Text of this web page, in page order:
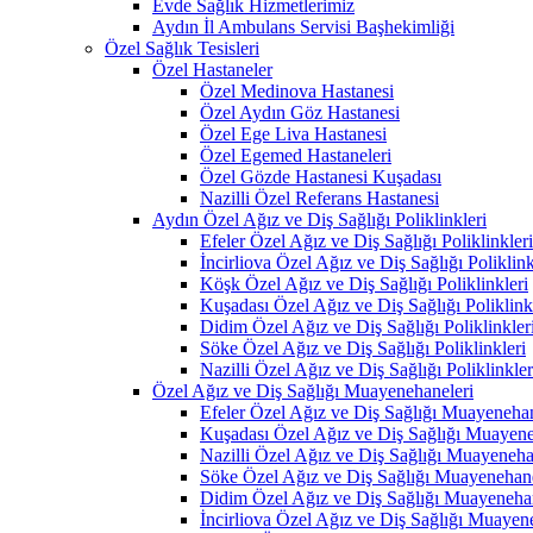
Evde Sağlık Hizmetlerimiz
Aydın İl Ambulans Servisi Başhekimliği
Özel Sağlık Tesisleri
Özel Hastaneler
Özel Medinova Hastanesi
Özel Aydın Göz Hastanesi
Özel Ege Liva Hastanesi
Özel Egemed Hastaneleri
Özel Gözde Hastanesi Kuşadası
Nazilli Özel Referans Hastanesi
Aydın Özel Ağız ve Diş Sağlığı Poliklinkleri
Efeler Özel Ağız ve Diş Sağlığı Poliklinkleri
İncirliova Özel Ağız ve Diş Sağlığı
Köşk Özel Ağız ve Diş Sağlığı Poliklinkleri
Kuşadası Özel Ağız ve Diş Sağlığı
Didim Özel Ağız ve Diş Sağlığı Poliklinkleri
Söke Özel Ağız ve Diş Sağlığı Poliklinkleri
Nazilli Özel Ağız ve Diş Sağlığı
Özel Ağız ve Diş Sağlığı Muayenehaneleri
Efeler Özel Ağız ve Diş Sağlığı
Kuşadası Özel Ağız ve Diş Sağlığı
Nazilli Özel Ağız ve Diş Sağlığı
Söke Özel Ağız ve Diş Sağlığı
Didim Özel Ağız ve Diş Sağlığı
İncirliova Özel Ağız ve Diş Sağlığı